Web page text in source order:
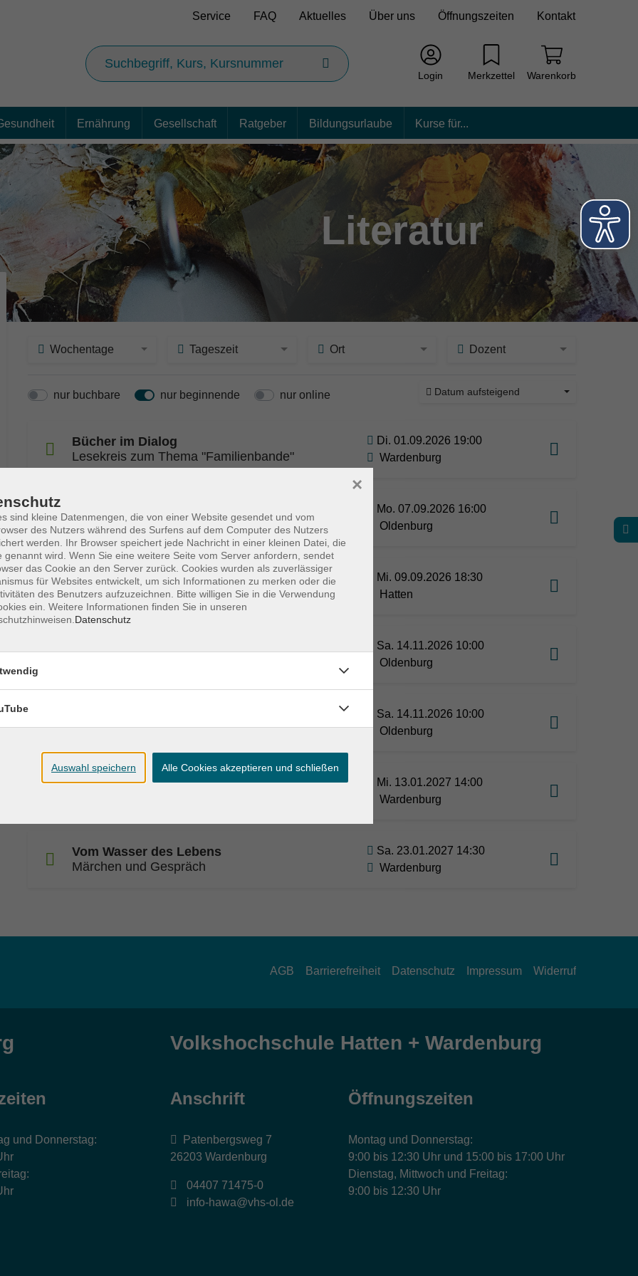
Service FAQ Aktuelles Über uns Öffnungszeiten Kontakt
Login Merkzettel Warenkorb
Ernährung Gesellschaft Ratgeber Bildungsurlaube Kurse für...
Literatur
Wochentage Tageszeit Ort Dozent
nur buchbare nur beginnende nur online Datum aufsteigend
Bücher im Dialog
Lesekreis zum Thema "Familienbande"
Di. 01.09.2026 19:00
Wardenburg
Schreibwerkstatt am Nachmittag
Eigene Texte unter die Lupe genommen
Mo. 07.09.2026 16:00
Oldenburg
Blickwinkel - Literatur & Austausch
Belletristischer Buchclub
Mi. 09.09.2026 18:30
Hatten
Sa. 14.11.2026 10:00
Oldenburg
Von der Idee zum fertigen Konzept
Sa. 14.11.2026 10:00
Oldenburg
Lebensgeschichten bewahren
Mi. 13.01.2027 14:00
Wardenburg
Vom Wasser des Lebens
Märchen und Gespräch
Sa. 23.01.2027 14:30
Wardenburg
AGB Barrierefreiheit Datenschutz Impressum Widerruf
und Donnerstag:
Volkshochschule Hatten + Wardenburg
Anschrift
Patenbergsweg 7
26203 Wardenburg
04407 71475-0
info-hawa@vhs-ol.de
Öffnungszeiten
Montag und Donnerstag:
9:00 bis 12:30 Uhr und 15:00 bis 17:00 Uhr
Dienstag, Mittwoch und Freitag:
9:00 bis 12:30 Uhr
sind kleine Datenmengen, die von einer Website gesendet und vom
des Nutzers während des Surfens auf dem Computer des Nutzers
werden. Ihr Browser speichert jede Nachricht in einer kleinen Datei, die
genannt wird. Wenn Sie eine weitere Seite vom Server anfordern, sendet
das Cookie an den Server zurück. Cookies wurden als zuverlässiger
für Websites entwickelt, um sich Informationen zu merken oder die
des Benutzers aufzuzeichnen. Bitte willigen Sie in die Verwendung
ein. Weitere Informationen finden Sie in unseren
Datenschutz
×
Auswahl speichern Alle Cookies akzeptieren und schließen